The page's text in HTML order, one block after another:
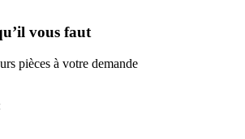
vous faut
pièces à votre demande